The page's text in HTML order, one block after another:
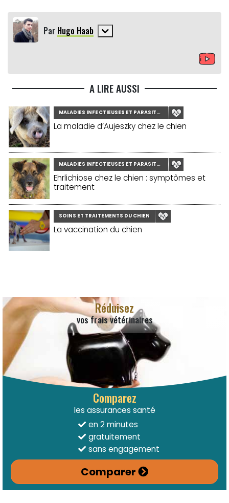
Par Hugo Haab
A LIRE AUSSI
MALADIES INFECTIEUSES ET PARASITAIRES
La maladie d’Aujeszky chez le chien
MALADIES INFECTIEUSES ET PARASITAIRES
Ehrlichiose chez le chien : symptômes et
traitement
SOINS ET TRAITEMENTS DU CHIEN
La vaccination du chien
Réduisez
vos frais vétérinaires
Comparez
les assurances santé
en 2 minutes
gratuitement
sans engagement
Comparer